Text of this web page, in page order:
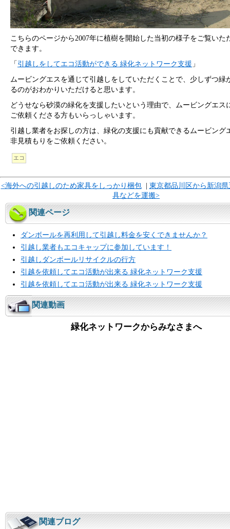
こちらのページから2007年に植樹を開始した当初の様子をご覧いた
できます。
「 引越しをしてエコ活動ができる 緑化ネットワーク支援 」
ムービングエスを通じて引越しをしていただくことで、少しずつ緑
るのがおわかりいただけると思います。
どうせなら砂漠の緑化を支援したいという理由で、ムービングエス
ご依頼くださる方もいらっしゃいます。
引越し業者をお探しの方は、緑化の支援にも貢献できるムービング
非見積もりをご依頼ください。
エコ
<海外への引越しのため家具をしっかり梱包| 東京都品川区から新潟
具などを運搬>
関連ページ
ダンボールを再利用して引越し料金を安くできませんか？
引越し業者もエコキャップに参加しています！
引越しダンボールリサイクルの行方
引越を依頼してエコ活動が出来る 緑化ネットワーク支援
引越を依頼してエコ活動が出来る 緑化ネットワーク支援
関連動画
緑化ネットワークからみなさまへ
関連ブログ